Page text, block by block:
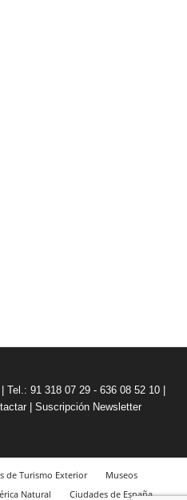
Tel.: 91 318 07 29 - 636 08 52 10 |
| Suscripción Newsletter
de Turismo Exterior
Museos
Natural Ciudades de España